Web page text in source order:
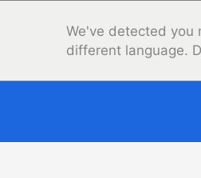
We've detected you
different language.